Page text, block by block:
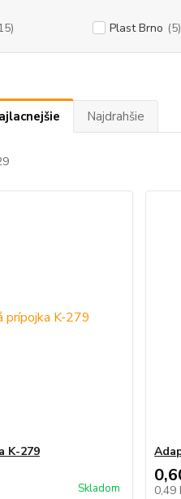
Plast Brno (5)
Najdrahšie
K-279
Skladom
0,49